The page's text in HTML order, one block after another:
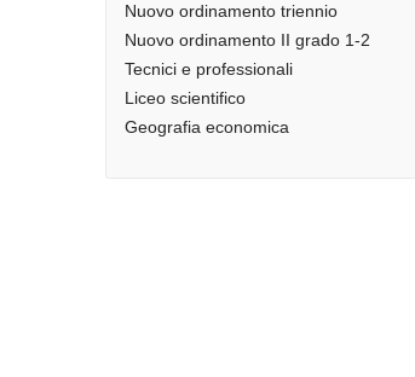
Nuovo ordinamento triennio
Nuovo ordinamento II grado 1-2
Tecnici e professionali
Liceo scientifico
Geografia economica